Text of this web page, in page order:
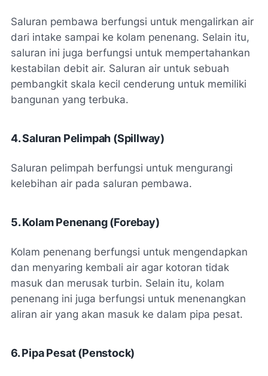
Saluran pembawa berfungsi untuk mengalirkan air
dari intake sampai ke kolam penenang. Selain itu,
saluran ini juga berfungsi untuk mempertahankan
kestabilan debit air. Saluran air untuk sebuah
pembangkit skala kecil cenderung untuk memiliki
bangunan yang terbuka.
4. Saluran Pelimpah (Spillway)
Saluran pelimpah berfungsi untuk mengurangi
kelebihan air pada saluran pembawa.
5. Kolam Penenang (Forebay)
Kolam penenang berfungsi untuk mengendapkan
dan menyaring kembali air agar kotoran tidak
masuk dan merusak turbin. Selain itu, kolam
penenang ini juga berfungsi untuk menenangkan
aliran air yang akan masuk ke dalam pipa pesat.
6. Pipa Pesat (Penstock)